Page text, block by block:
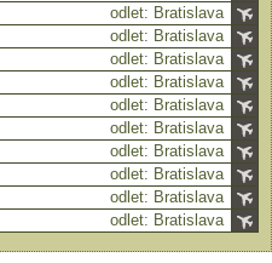
odlet: Bratislava
odlet: Bratislava
odlet: Bratislava
odlet: Bratislava
odlet: Bratislava
odlet: Bratislava
odlet: Bratislava
odlet: Bratislava
odlet: Bratislava
odlet: Bratislava